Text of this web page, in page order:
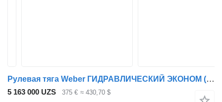
Рулевая тяга Weber ГИДРАВЛИЧЕСКИЙ ЭКОНОМ (01.98-12.14) A9574660092 для грузовика Mercedes-Benz Econic (1998-2014)
5 163 000 UZS 375 € ≈ 430,70 $